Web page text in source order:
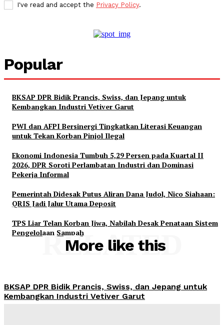
I've read and accept the Privacy Policy.
Popular
BKSAP DPR Bidik Prancis, Swiss, dan Jepang untuk
Kembangkan Industri Vetiver Garut
PWI dan AFPI Bersinergi Tingkatkan Literasi Keuangan
untuk Tekan Korban Pinjol Ilegal
Ekonomi Indonesia Tumbuh 5,29 Persen pada Kuartal II
2026, DPR Soroti Perlambatan Industri dan Dominasi
Pekerja Informal
Pemerintah Didesak Putus Aliran Dana Judol, Nico Siahaan:
QRIS Jadi Jalur Utama Deposit
TPS Liar Telan Korban Jiwa, Nabilah Desak Penataan Sistem
Pengelolaan Sampah
More like this
RELATED
BKSAP DPR Bidik Prancis, Swiss, dan Jepang untuk
Kembangkan Industri Vetiver Garut